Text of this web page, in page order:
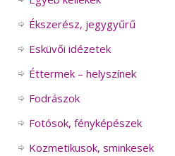
Ékszerész, jegygyűrű
Esküvői idézetek
Éttermek – helyszínek
Fodrászok
Fotósok, fényképészek
Kozmetikusok, sminkesek